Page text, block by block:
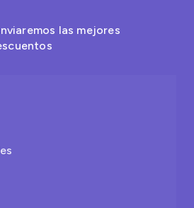
las mejores